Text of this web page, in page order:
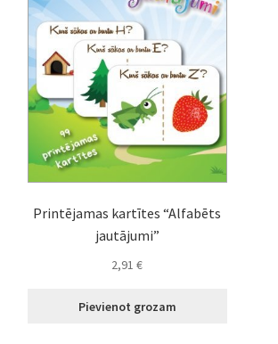
Printējamas kartītes “Alfabēts
jautājumi”
2,91€
Pievienot grozam